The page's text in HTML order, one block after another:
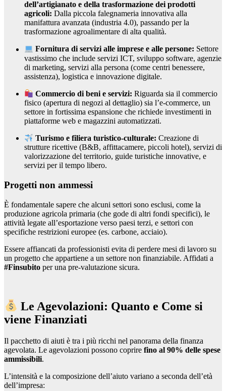
dell’artigianato e della trasformazione dei prodotti
agricoli: Dalla piccola falegnameria innovativa alla
manifattura avanzata (industria 4.0), passando per la
trasformazione agroalimentare di alta qualità.
Fornitura di servizi alle imprese e alle persone: Settore
vastissimo che include servizi ICT, sviluppo software, agenzie
di marketing, servizi alla persona (come centri benessere,
assistenza), logistica e innovazione digitale.
Commercio di beni e servizi: Riguarda sia il commercio
fisico (apertura di negozi al dettaglio) sia l’e-commerce, un
settore in fortissima espansione che richiede investimenti in
piattaforme web e magazzini automatizzati.
Turismo e filiera turistico-culturale: Creazione di
strutture ricettive (B&B, affittacamere, piccoli hotel), servizi di
valorizzazione del territorio, guide turistiche innovative, e
servizi per il tempo libero.
Progetti non ammessi
È fondamentale sapere che alcuni settori sono esclusi, come la
produzione agricola primaria (che gode di altri fondi specifici), le
attività legate all’esportazione verso paesi terzi, e settori con
specifiche restrizioni europee (es. carbone, acciaio).
Essere affiancati da professionisti evita di perdere mesi di lavoro su
un progetto che appartiene a un settore non finanziabile. Affidati a
#Finsubito per una pre-valutazione sicura.
Le Agevolazioni: Quanto e Come si
viene Finanziati
Il pacchetto di aiuti è tra i più ricchi nel panorama della finanza
agevolata. Le agevolazioni possono coprire fino al 90% delle spese
ammissibili.
L’intensità e la composizione dell’aiuto variano a seconda dell’età
dell’impresa: